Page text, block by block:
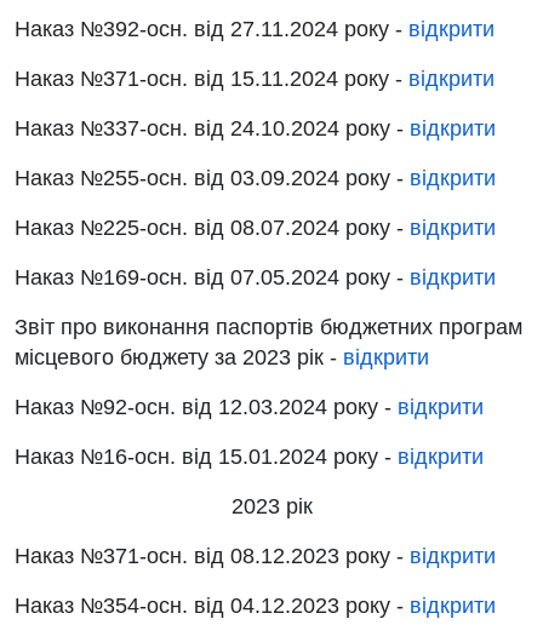
Наказ №392-осн. від 27.11.2024 року - відкрити
Наказ №371-осн. від 15.11.2024 року - відкрити
Наказ №337-осн. від 24.10.2024 року - відкрити
Наказ №255-осн. від 03.09.2024 року - відкрити
Наказ №225-осн. від 08.07.2024 року - відкрити
Наказ №169-осн. від 07.05.2024 року - відкрити
Звіт про виконання паспортів бюджетних програм
місцевого бюджету за 2023 рік - відкрити
Наказ №92-осн. від 12.03.2024 року - відкрити
Наказ №16-осн. від 15.01.2024 року - відкрити
2023 рік
Наказ №371-осн. від 08.12.2023 року - відкрити
Наказ №354-осн. від 04.12.2023 року - відкрити